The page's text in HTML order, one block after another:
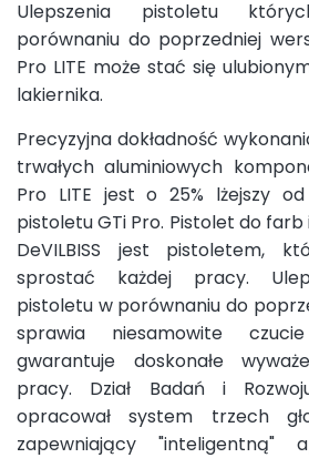
Ulepszenia pistoletu
porównaniu do poprzedniej
Pro LITE może stać się
lakiernika.
Precyzyjna dokładność
trwałych aluminiowych
Pro LITE jest o 25% lżejszy
pistoletu GTi Pro. Pistolet do farb
DeVILBISS jest pistoletem,
sprostać każdej pracy.
pistoletu w porównaniu do
sprawia niesamowite
gwarantuje doskonałe
pracy. Dział Badań i
opracował system trzech
zapewniający "inteligentną"